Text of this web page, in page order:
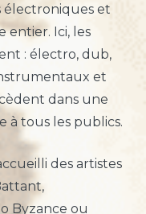
électroniques et
entier. Ici, les
: électro, dub,
et
dans une
à tous les publics.
des artistes
Byzance ou